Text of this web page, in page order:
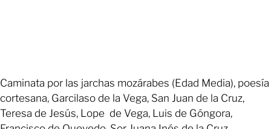
Caminata por las jarchas mozárabes (Edad Media), poesía
cortesana, Garcilaso de la Vega, San Juan de la Cruz,
Teresa de Jesús, Lope de Vega, Luis de Góngora,